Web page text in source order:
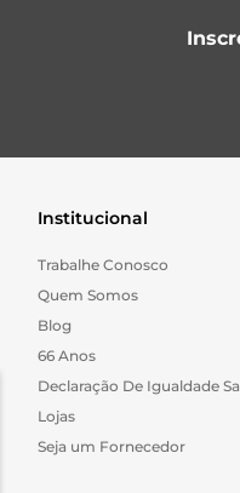
Institucional
Trabalhe Conosco
Quem Somos
Blog
66 Anos
Declaração De Igualdade
Lojas
Seja um Fornecedor